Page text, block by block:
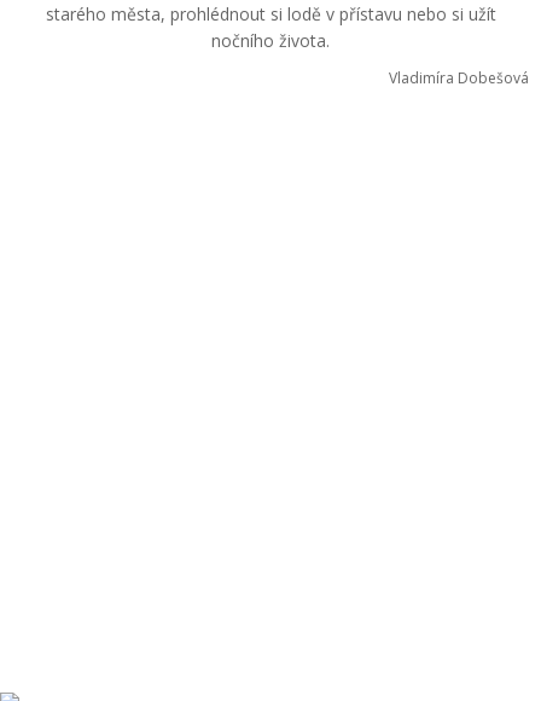
starého města, prohlédnout si lodě v přístavu nebo si užít
nočního života.
Vladimíra Dobešová